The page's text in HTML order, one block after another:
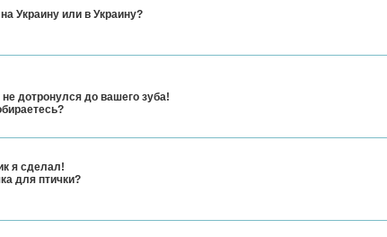
Украину или в Украину?
дотронулся до вашего зуба!
я сделал!
для птички?